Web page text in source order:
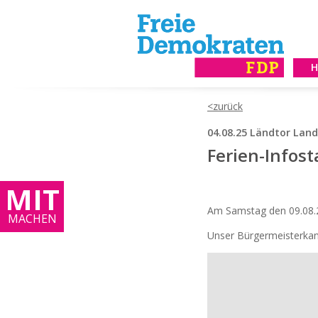
MIT
MACHEN
04.08.25 Ländtor
Ferien-
Am Samstag den
Unser